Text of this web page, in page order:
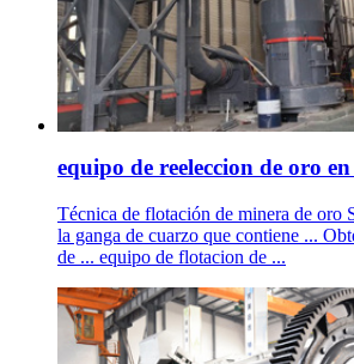
equipo de reeleccion de oro
Técnica de flotación de minera de oro
la ganga de cuarzo que contiene ...
de ... equipo de flotacion de ...